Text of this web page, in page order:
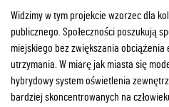
Widzimy w tym projekcie wzorzec dla
publicznego. Społeczności poszukują
miejskiego bez zwiększania
utrzymania. W miarę jak miasta się
hybrydowy system oświetlenia
bardziej skoncentrowanych na